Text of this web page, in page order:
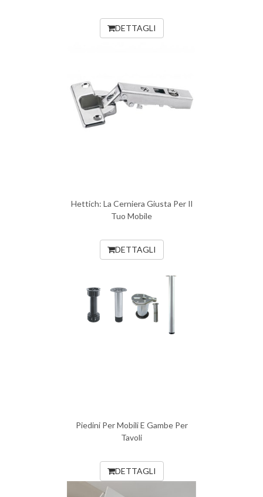
DETTAGLI
Hettich: La Cerniera Giusta Per Il
Tuo Mobile
DETTAGLI
Piedini Per Mobili E Gambe Per
Tavoli
DETTAGLI